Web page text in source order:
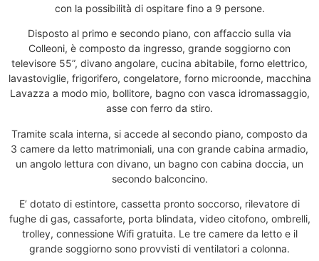
con la possibilità di ospitare fino a 9 persone.
Disposto al primo e secondo piano, con affaccio sulla via
Colleoni, è composto da ingresso, grande soggiorno con
televisore 55”, divano angolare, cucina abitabile, forno elettrico,
lavastoviglie, frigorifero, congelatore, forno microonde, macchina
Lavazza a modo mio, bollitore, bagno con vasca idromassaggio,
asse con ferro da stiro.
Tramite scala interna, si accede al secondo piano, composto da
3 camere da letto matrimoniali, una con grande cabina armadio,
un angolo lettura con divano, un bagno con cabina doccia, un
secondo balconcino.
E’ dotato di estintore, cassetta pronto soccorso, rilevatore di
fughe di gas, cassaforte, porta blindata, video citofono, ombrelli,
trolley, connessione Wifi gratuita. Le tre camere da letto e il
grande soggiorno sono provvisti di ventilatori a colonna.